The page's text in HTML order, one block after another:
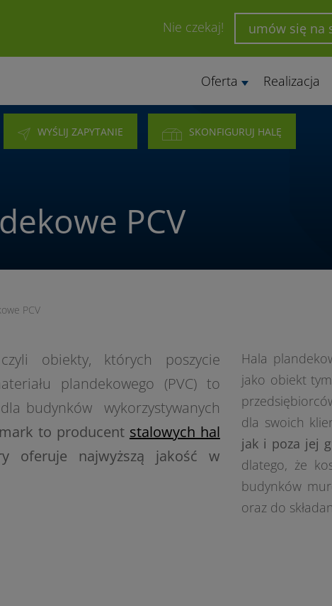
Nie czekaj! umów się na
Oferta Realizacja
WYŚLIJ ZAPYTANIE SKONFIGURUJ HALĘ
PCV
PCV
obiekty, których poszycie
plandekowego (PVC) to
budynków wykorzystywanych
to producent stalowych hal
oferuje najwyższą jakość w
Hala
jako obiekt
dla swoich
jak i poza jej
dlatego, że
budynków
oraz do